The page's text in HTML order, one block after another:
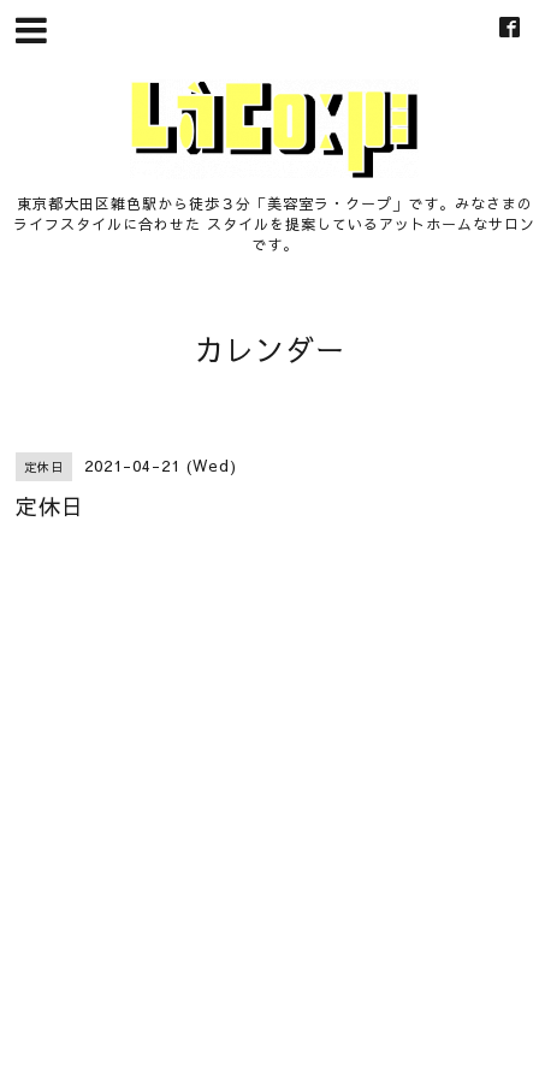
東京都大田区雑色駅から徒歩３分「美容室ラ・クープ」です。みなさまの
ライフスタイルに合わせた スタイルを提案しているアットホームなサロン
です。
カレンダー
定休日 2021-04-21 (Wed)
定休日